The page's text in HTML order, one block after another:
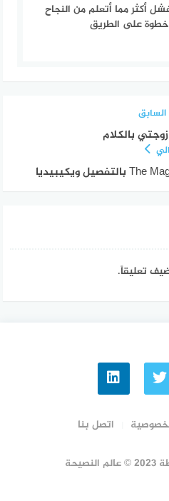
أكثر مما أتعلم من النجاح
على الطريق
السابق
بالكلام
تعليقاً.
اتصل بنا